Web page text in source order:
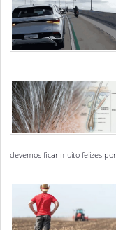
devemos ficar muito felizes